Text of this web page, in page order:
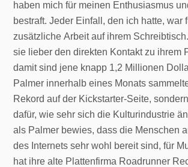
haben mich für meinen Enthusiasmus
bestraft. Jeder Einfall, den ich hatte, war
zusätzliche Arbeit auf ihrem
sie lieber den direkten Kontakt zu ihrem
damit sind jene knapp 1,2 Millionen
Palmer innerhalb eines Monats
Rekord auf der Kickstarter-Seite,
dafür, wie sehr sich die Kulturindustrie
als Palmer bewies, dass die Menschen
des Internets sehr wohl bereit sind, für
hat ihre alte Plattenfirma Roadrunner